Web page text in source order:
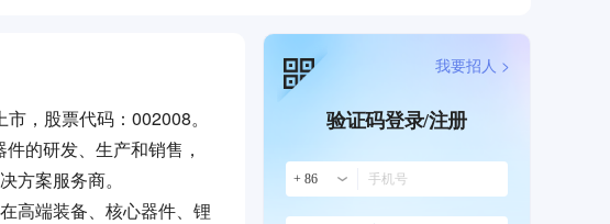
，股票代码：002008。
的研发、生产和销售，
方案服务商。
高端装备、核心器件、锂
验证码登录/注册
+ 86
我要招人 >